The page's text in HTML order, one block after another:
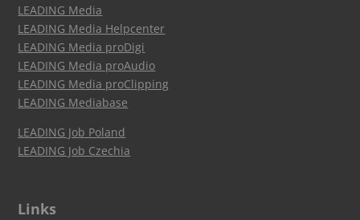
LEADING Media
LEADING Media Helpcenter
LEADING Media proDigi
LEADING Media proAudio
LEADING Media proClipping
LEADING Mediabase
LEADING Job Poland
LEADING Job Czechia
Links